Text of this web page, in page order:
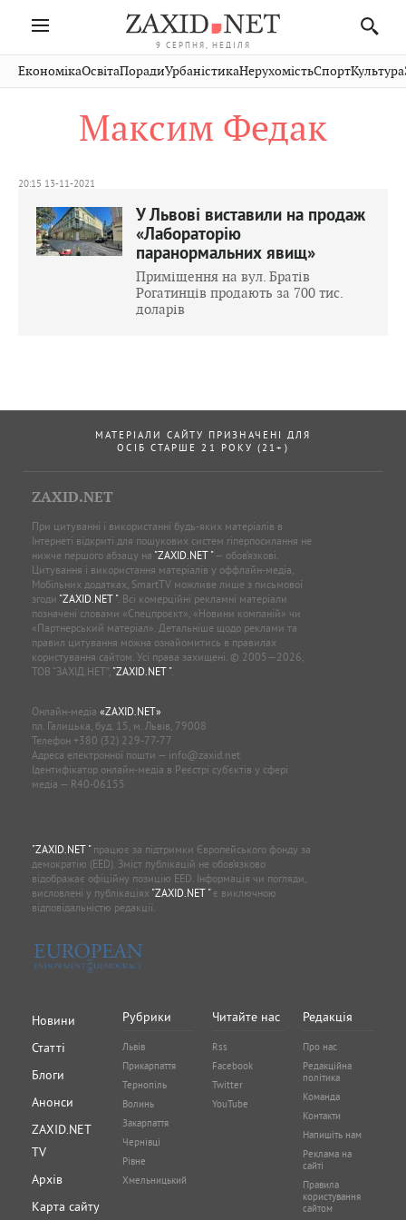
9 СЕРПНЯ, НЕДІЛЯ
Івано-
Франківськ
Волинь
Рівне
Чернівці
Стрий
Хмельницький
Публікації
Авто СловкоКультура
Кіно Дім СпортКраєзнавство
ЕкономікаОсвітаПорадиУрбаністикаНерухомістьСпортКультура
Максим Федак
20:15 13-11-2021
У Львові виставили на продаж
«Лабораторію
паранормальних явищ»
Приміщення на вул. Братів
Рогатинців продають за 700 тис.
доларів
МАТЕРІАЛИ САЙТУ ПРИЗНАЧЕНІ ДЛЯ
ОСІБ СТАРШЕ 21 РОКУ (21+)
ZAXID.NET
При цитуванні і використанні будь-яких матеріалів в
Інтернеті відкриті для пошукових систем гіперпосилання не
нижче першого абзацу на "ZAXID.NET "— обов’язкові.
Цитування і використання матеріалів у оффлайн-медіа,
Мобільних додатках, SmartTV можливе лише з письмової
згоди "ZAXID.NET ". Всі комерційні рекламні матеріали
позначені словами «Спецпроєкт», «Новини компаній» чи
«Партнерський матеріал». Детальніше щодо реклами та
правил цитування можна ознайомитись в правилах
користування сайтом. Усі права захищені. © 2005—2026,
ТОВ “ЗАХІД.НЕТ”, "ZAXID.NET ".
Онлайн-медіа «ZAXID.NET»
пл. Галицька, буд. 15, м. Львів, 79008
Телефон +380 (32) 229-77-77
Адреса електронної пошти — info@zaxid.net
Ідентифікатор онлайн-медіа в Реєстрі суб'єктів у сфері
медіа — R40-06155
"ZAXID.NET "працює за підтримки Європейського фонду за
демократію (EED). Зміст публікацій не обов’язково
відображає офіційну позицію EED. Інформація чи погляди,
висловлені у публікаціях "ZAXID.NET "є виключною
відповідальністю редакції.
Новини
Статті
Блоги
Анонси
ZAXID.NET
TV
Архів
Карта сайту
Рубрики
Львів
Прикарпаття
Тернопіль
Волинь
Закарпаття
Чернівці
Рівне
Хмельницький
Читайте нас
Rss
Facebook
Twitter
YouTube
Редакція
Про нас
Редакційна
політика
Команда
Контакти
Напишіть нам
Реклама на
сайті
Правила
користування
сайтом